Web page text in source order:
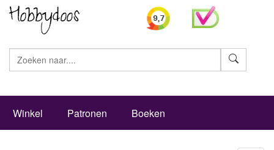
Winkel Patronen Boeken